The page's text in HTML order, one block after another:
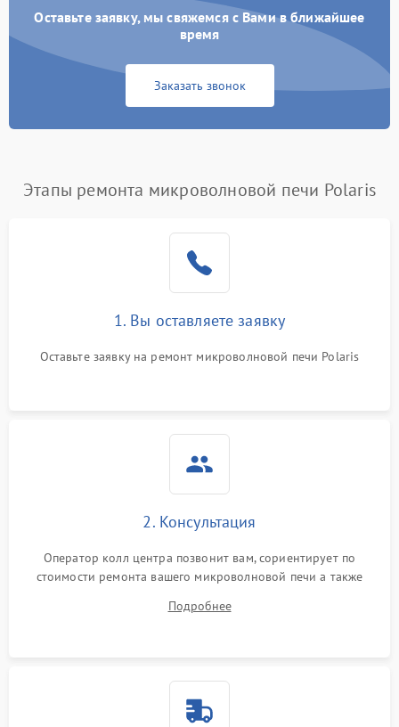
Оставьте заявку, мы свяжемся с Вами в ближайшее
время
Заказать звонок
Этапы ремонта микроволновой печи Polaris
1. Вы оставляете заявку
Оставьте заявку на ремонт микроволновой печи Polaris
2. Консультация
Оператор колл центра позвонит вам, сориентирует по
стоимости ремонта вашего микроволновой печи а также
Подробнее